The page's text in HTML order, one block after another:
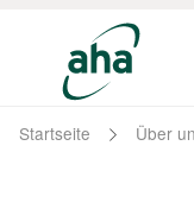
Startseite Über